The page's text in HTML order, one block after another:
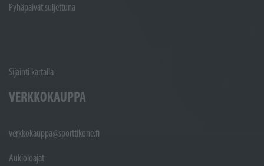
Pyhäpäivät suljettuna
Sijainti kartalla
VERKKOKAUPPA
verkkokauppa@sporttikone.fi
Aukioloajat